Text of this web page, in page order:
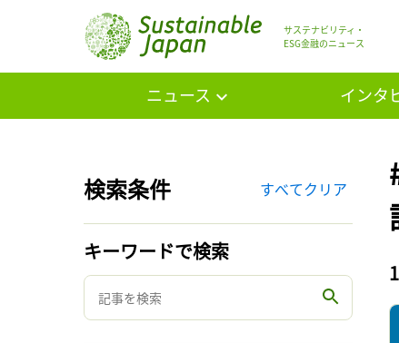
サステナビリティ・
ESG金融のニュース
ニュース インタ
検索条件 すべてクリア
キーワードで検索